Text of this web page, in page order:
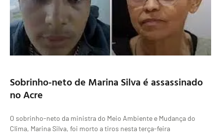
Sobrinho-neto de Marina Silva é assassinado
no Acre
O sobrinho-neto da ministra do Meio Ambiente e Mudança do
Clima, Marina Silva, foi morto a tiros nesta terça-feira